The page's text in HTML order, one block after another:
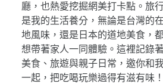
廳，也熱愛挖掘網美打卡點。旅
是我的生活養分，無論是台灣的在
地風味，還是日本的道地美食，
想帶著家人一同體驗。這裡記錄著
美食、旅遊與親子日常，邀你和
一起，把吃喝玩樂過得有滋有味！